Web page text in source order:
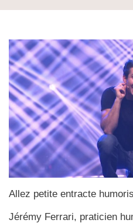
Allez petite entracte
Jérémy Ferrari, praticien